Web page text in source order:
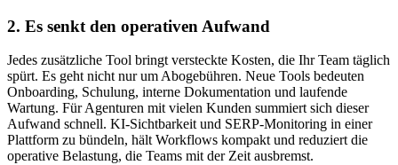
2. Es senkt den operativen Aufwand
Jedes zusätzliche Tool bringt versteckte Kosten, die Ihr Team täglich
spürt. Es geht nicht nur um Abogebühren. Neue Tools bedeuten
Onboarding, Schulung, interne Dokumentation und laufende
Wartung. Für Agenturen mit vielen Kunden summiert sich dieser
Aufwand schnell. KI-Sichtbarkeit und SERP-Monitoring in einer
Plattform zu bündeln, hält Workflows kompakt und reduziert die
operative Belastung, die Teams mit der Zeit ausbremst.